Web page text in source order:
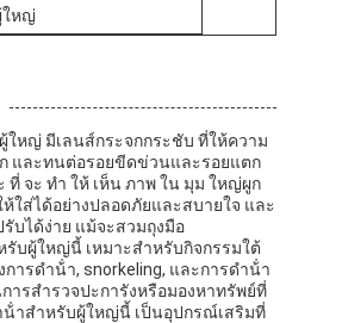
ใหญ่
หญ่ มีเลนส์กระจกกระชับ ที่ให้ความ
และทนต่อรอยขีดข่วนและรอยแตก
ที่ จะ ทํา ให้ เห็น ภาพ ใน มุม ใหญ่ผูก
ห้ใส่ได้อย่างปลอดภัยและสบายใจ และ
บได้ง่าย แม้จะสวมถุงมือ
บผู้ใหญ่นี้ เหมาะสําหรับกิจกรรมใต้
ารดําน้ํา, snorkeling, และการดําน้ํา
ารสํารวจปะการังหรือมองหาทรัพย์ที่
าสําหรับผู้ใหญ่นี้ เป็นอุปกรณ์เสริมที่